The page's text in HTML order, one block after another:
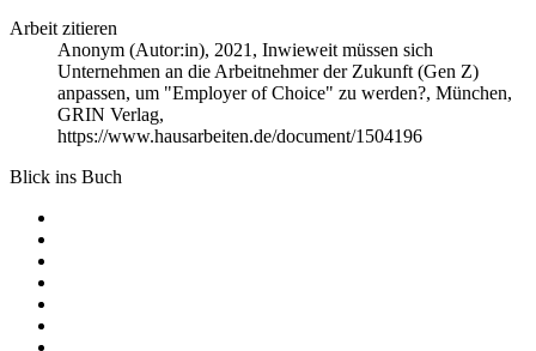
Arbeit zitieren
Anonym (Autor:in), 2021, Inwieweit müssen sich
Unternehmen an die Arbeitnehmer der Zukunft (Gen Z)
anpassen, um "Employer of Choice" zu werden?, München,
GRIN Verlag,
https://www.hausarbeiten.de/document/1504196
Blick ins Buch